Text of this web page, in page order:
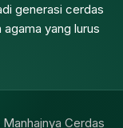
generasi cerdas
yang lurus
Manhajnya Cerdas